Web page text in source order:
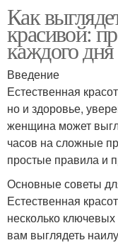
Как
красивой:
каждого дня
Введение
Естественная
но и здоровье,
женщина может
часов на сложные
простые правила и
Основные советы
Естественная
несколько
вам выглядеть